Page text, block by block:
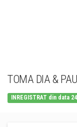
TOMA DIA &
INREGISTRAT din data